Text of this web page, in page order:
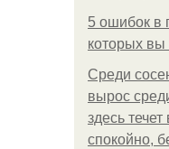
5 ошибок в
которых вы
Среди
вырос
здесь
спокойно,